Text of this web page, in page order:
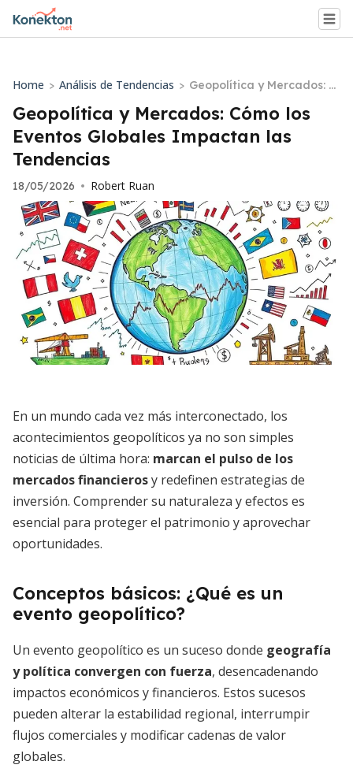
Home > Análisis de Tendencias > Geopolítica y Mercados: C
ómo los Eventos Globales
Impactan las Tendencias
Geopolítica y Mercados: Cómo los
Eventos Globales Impactan las
Tendencias
18/05/2026 • Robert Ruan
En un mundo cada vez más interconectado, los
acontecimientos geopolíticos ya no son simples
noticias de última hora: marcan el pulso de los
mercados financierosy redefinen estrategias de
inversión. Comprender su naturaleza y efectos es
esencial para proteger el patrimonio y aprovechar
oportunidades.
Conceptos básicos: ¿Qué es un
evento geopolítico?
Un evento geopolítico es un suceso donde geografía
y política convergen con fuerza, desencadenando
impactos económicos y financieros. Estos sucesos
pueden alterar la estabilidad regional, interrumpir
flujos comerciales y modificar cadenas de valor
globales.